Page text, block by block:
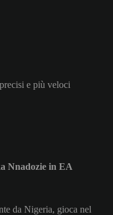
e più veloci
Nnadozie in EA
da Nigeria, gioca nel